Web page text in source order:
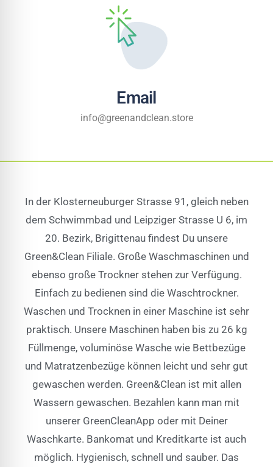
Email
info@greenandclean.store
In der Klosterneuburger Strasse 91, gleich neben
dem Schwimmbad und Leipziger Strasse U 6, im
20. Bezirk, Brigittenau findest Du unsere
Green&Clean Filiale. Große Waschmaschinen und
ebenso große Trockner stehen zur Verfügung.
Einfach zu bedienen sind die Waschtrockner.
Waschen und Trocknen in einer Maschine ist sehr
praktisch. Unsere Maschinen haben bis zu 26 kg
Füllmenge, voluminöse Wasche wie Bettbezüge
und Matratzenbezüge können leicht und sehr gut
gewaschen werden. Green&Clean ist mit allen
Wassern gewaschen. Bezahlen kann man mit
unserer GreenCleanApp oder mit Deiner
Waschkarte. Bankomat und Kreditkarte ist auch
möglich. Hygienisch, schnell und sauber. Das